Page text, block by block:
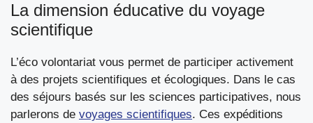
La dimension éducative du voyage
scientifique
L’éco volontariat vous permet de participer activement
à des projets scientifiques et écologiques. Dans le cas
des séjours basés sur les sciences participatives, nous
parlerons de voyages scientifiques. Ces expéditions